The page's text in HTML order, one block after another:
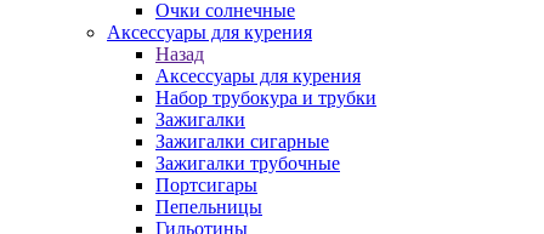
Очки солнечные
Аксессуары для курения
Назад
Аксессуары для курения
Набор трубокура и трубки
Зажигалки
Зажигалки сигарные
Зажигалки трубочные
Портсигары
Пепельницы
Гильотины